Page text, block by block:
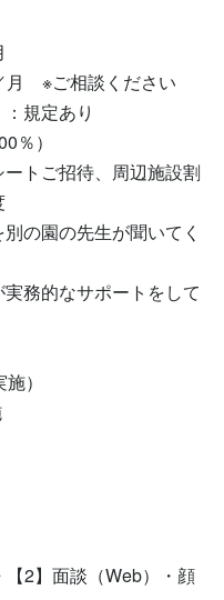
月　※ご相談ください
規定あり
％）
トご招待、周辺施設割
の園の先生が聞いてく
務的なサポートをして
）
2】面談（Web）・顔